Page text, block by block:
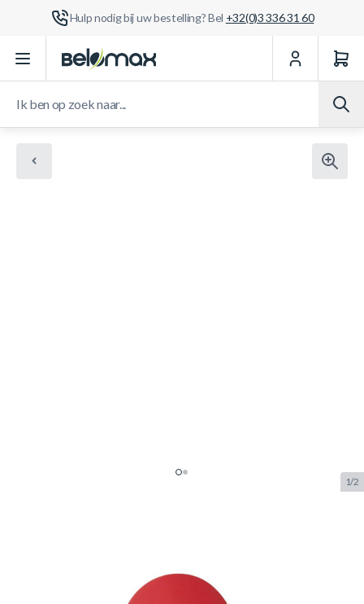
Hulp nodig bij uw bestelling? Bel +32(0)3 336 31 60
Ga naar de inhoud
1/2
Merk: Cornilleau